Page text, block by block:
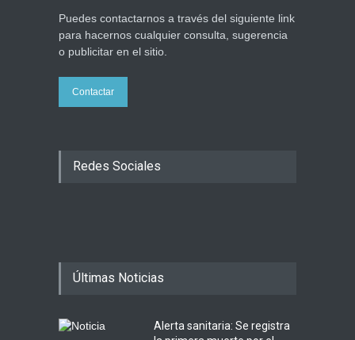
Puedes contactarnos a través del siguiente link
para hacernos cualquier consulta, sugerencia
o publicitar en el sitio.
Contactar
Redes Sociales
Últimas Noticias
Alerta sanitaria: Se registra